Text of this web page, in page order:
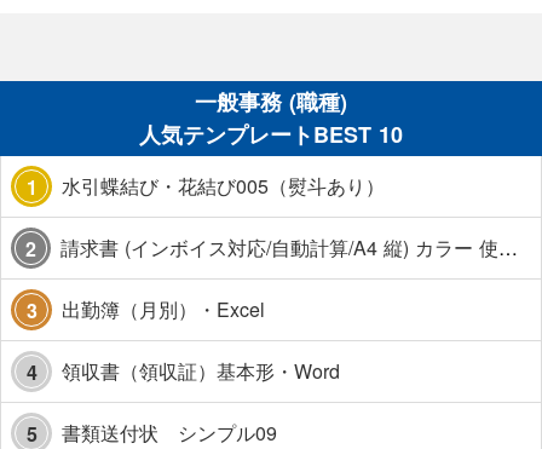
一般事務 (職種)
人気テンプレートBEST 10
1 水引蝶結び・花結び005（熨斗あり）
2 請求書 (インボイス対応/自動計算/A4 縦) カラー 使い方解説あり
3 出勤簿（月別）・Excel
4 領収書（領収証）基本形・Word
5 書類送付状 シンプル09